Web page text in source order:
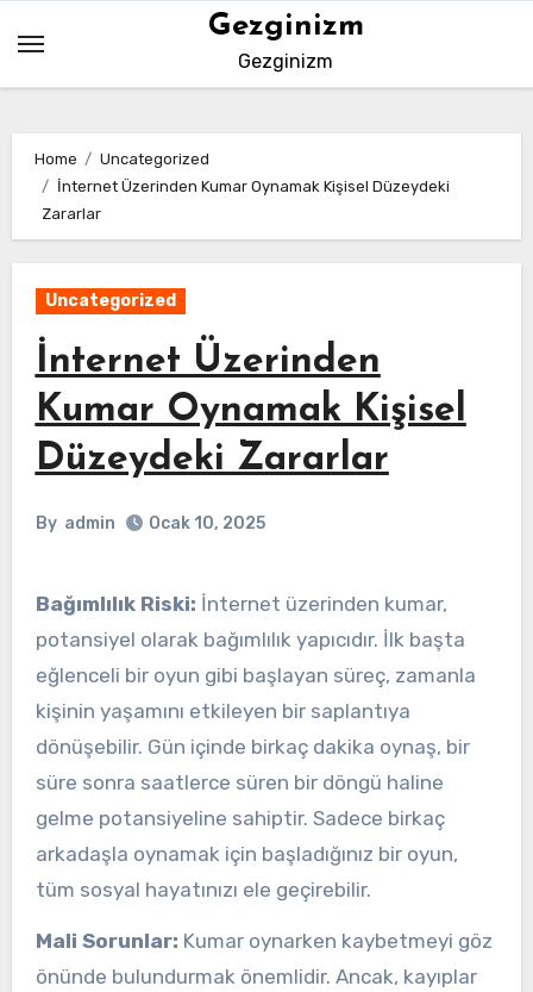
content
Gezginizm
Gezginizm
Home
Uncategorized
İnternet Üzerinden Kumar Oynamak Kişisel Düzeydeki
Zararlar
Uncategorized
İnternet Üzerinden
Kumar Oynamak Kişisel
Düzeydeki Zararlar
By admin Ocak 10, 2025
Bağımlılık Riski: İnternet üzerinden kumar,
potansiyel olarak bağımlılık yapıcıdır. İlk başta
eğlenceli bir oyun gibi başlayan süreç, zamanla
kişinin yaşamını etkileyen bir saplantıya
dönüşebilir. Gün içinde birkaç dakika oynaş, bir
süre sonra saatlerce süren bir döngü haline
gelme potansiyeline sahiptir. Sadece birkaç
arkadaşla oynamak için başladığınız bir oyun,
tüm sosyal hayatınızı ele geçirebilir.
Mali Sorunlar: Kumar oynarken kaybetmeyi göz
önünde bulundurmak önemlidir. Ancak, kayıplar